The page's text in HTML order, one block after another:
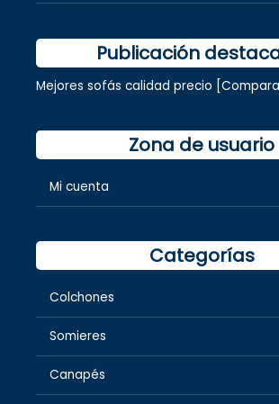
Publicación
Mejores sofás calidad precio
Zona de usuario
Mi cuenta
Categorías
Colchones
Somieres
Canapés